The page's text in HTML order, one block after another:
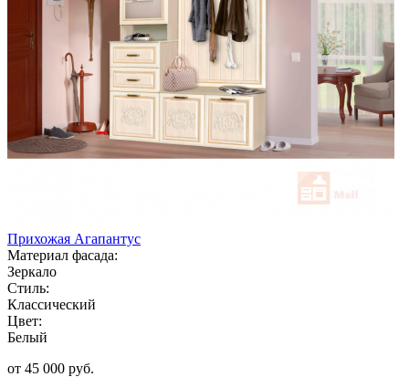
Прихожая Агапантус
Материал фасада:
Зеркало
Стиль:
Классический
Цвет:
Белый
от 45 000 руб.